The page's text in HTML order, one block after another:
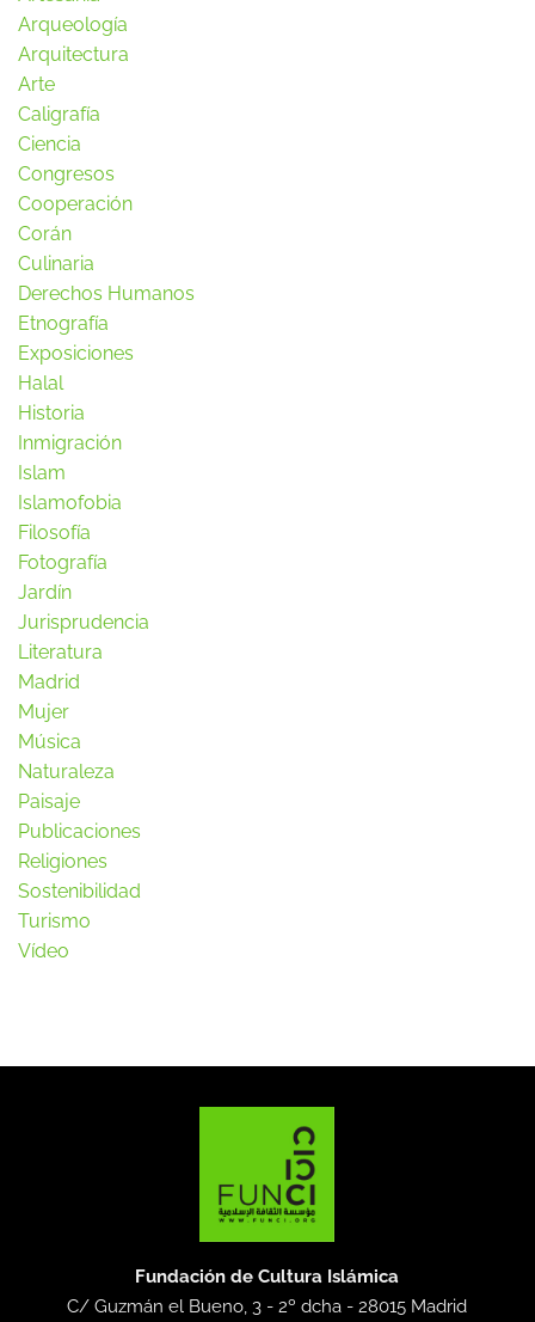
Arqueología
Arquitectura
Arte
Caligrafía
Ciencia
Congresos
Cooperación
Corán
Culinaria
Derechos Humanos
Etnografía
Exposiciones
Halal
Historia
Inmigración
Islam
Islamofobia
Filosofía
Fotografía
Jardín
Jurisprudencia
Literatura
Madrid
Mujer
Música
Naturaleza
Paisaje
Publicaciones
Religiones
Sostenibilidad
Turismo
Vídeo
Fundación de Cultura Islámica
C/ Guzmán el Bueno, 3 - 2º dcha -28015 Madrid